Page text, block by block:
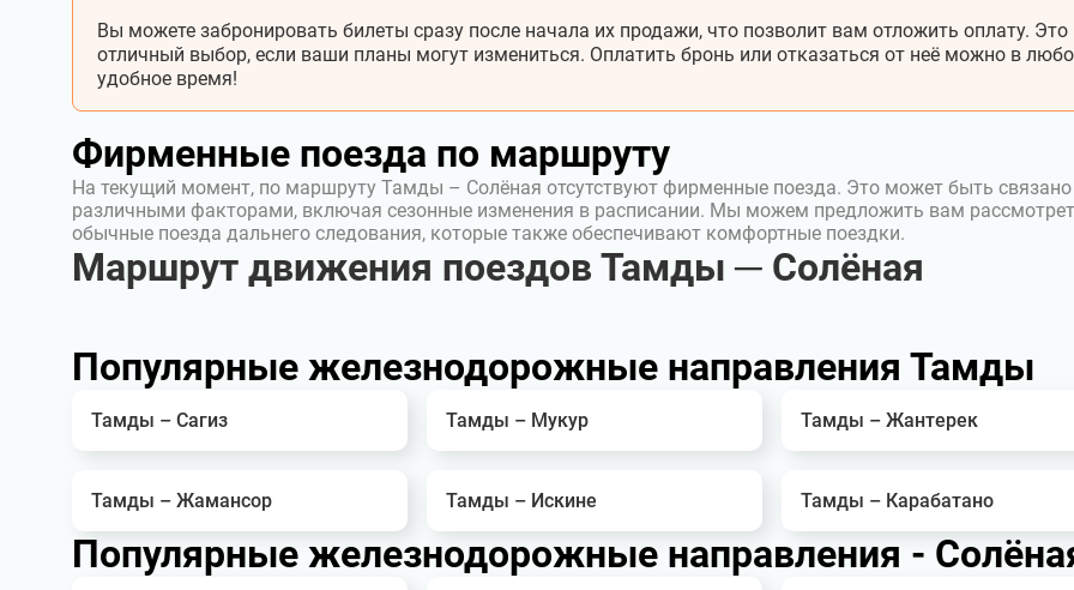
Вы можете забронировать билеты сразу после начала их продажи, что позволит вам отложить оплату. Это
отличный выбор, если ваши планы могут измениться. Оплатить бронь или отказаться от неё можно в
удобное время!
Фирменные поезда по маршруту
На текущий момент, по маршруту Тамды – Солёная отсутствуют фирменные поезда. Это может быть связано
различными факторами, включая сезонные изменения в расписании. Мы можем предложить вам
обычные поезда дальнего следования, которые также обеспечивают комфортные поездки.
Маршрут движения поездов Тамды ─ Солёная
Популярные железнодорожные направления Тамды
Тамды – Сагиз Тамды – Мукур Тамды – Жантерек
Тамды – Жамансор Тамды – Искине Тамды – Карабатано
Популярные железнодорожные направления -